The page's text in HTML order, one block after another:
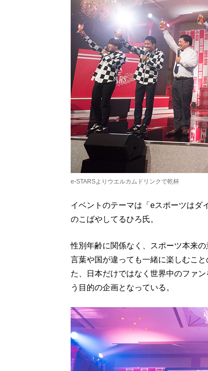
e-STARSよりウエルカムドリンクで乾杯
イベントのテーマは「eスポーツはダ
のこばやしてるひろ氏。
性別年齢に関係なく、スポーツ本来
言葉や国が違っても一緒に楽しむこ
た、日本だけではなく世界中のファ
う目的の企画となっている。